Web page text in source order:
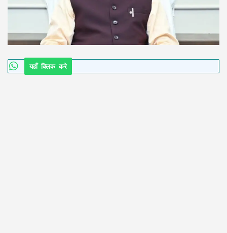
यहाँ क्लिक करे